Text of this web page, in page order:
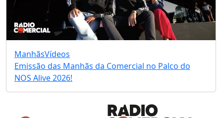
ManhãsVídeos
Emissão das Manhãs da Comercial no Palco do
NOS Alive 2026!